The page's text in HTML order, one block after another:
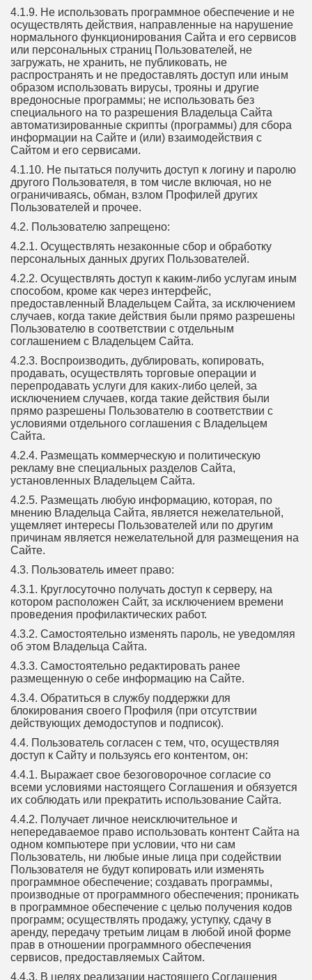
4.1.9. Не использовать программное обеспечение и не
осуществлять действия, направленные на нарушение
нормального функционирования Сайта и его сервисов
или персональных страниц Пользователей, не
загружать, не хранить, не публиковать, не
распространять и не предоставлять доступ или иным
образом использовать вирусы, трояны и другие
вредоносные программы; не использовать без
специального на то разрешения Владельца Сайта
автоматизированные скрипты (программы) для сбора
информации на Сайте и (или) взаимодействия с
Сайтом и его сервисами.
4.1.10. Не пытаться получить доступ к логину и паролю
другого Пользователя, в том числе включая, но не
ограничиваясь, обман, взлом Профилей других
Пользователей и прочее.
4.2. Пользователю запрещено:
4.2.1. Осуществлять незаконные сбор и обработку
персональных данных других Пользователей.
4.2.2. Осуществлять доступ к каким-либо услугам иным
способом, кроме как через интерфейс,
предоставленный Владельцем Сайта, за исключением
случаев, когда такие действия были прямо разрешены
Пользователю в соответствии с отдельным
соглашением с Владельцем Сайта.
4.2.3. Воспроизводить, дублировать, копировать,
продавать, осуществлять торговые операции и
перепродавать услуги для каких-либо целей, за
исключением случаев, когда такие действия были
прямо разрешены Пользователю в соответствии с
условиями отдельного соглашения с Владельцем
Сайта.
4.2.4. Размещать коммерческую и политическую
рекламу вне специальных разделов Сайта,
установленных Владельцем Сайта.
4.2.5. Размещать любую информацию, которая, по
мнению Владельца Сайта, является нежелательной,
ущемляет интересы Пользователей или по другим
причинам является нежелательной для размещения на
Сайте.
4.3. Пользователь имеет право:
4.3.1. Круглосуточно получать доступ к серверу, на
котором расположен Сайт, за исключением времени
проведения профилактических работ.
4.3.2. Самостоятельно изменять пароль, не уведомляя
об этом Владельца Сайта.
4.3.3. Самостоятельно редактировать ранее
размещенную о себе информацию на Сайте.
4.3.4. Обратиться в службу поддержки для
блокирования своего Профиля (при отсутствии
действующих демодоступов и подписок).
4.4. Пользователь согласен с тем, что, осуществляя
доступ к Сайту и пользуясь его контентом, он:
4.4.1. Выражает свое безоговорочное согласие со
всеми условиями настоящего Соглашения и обязуется
их соблюдать или прекратить использование Сайта.
4.4.2. Получает личное неисключительное и
непередаваемое право использовать контент Сайта на
одном компьютере при условии, что ни сам
Пользователь, ни любые иные лица при содействии
Пользователя не будут копировать или изменять
программное обеспечение; создавать программы,
производные от программного обеспечения; проникать
в программное обеспечение с целью получения кодов
программ; осуществлять продажу, уступку, сдачу в
аренду, передачу третьим лицам в любой иной форме
прав в отношении программного обеспечения
сервисов, предоставляемых Сайтом.
4.4.3. В целях реализации настоящего Соглашения